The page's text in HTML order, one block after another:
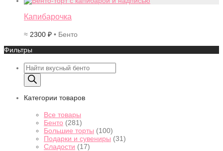
Капибарочка
≈ 2300 ₽ • Бенто
Фильтры
Поиск
товаров
Категории товаров
Все товары
Бенто (281)
Большие торты (100)
Подарки и сувениры (31)
Сладости (17)